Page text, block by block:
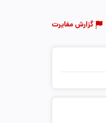
گزارش مغایرت